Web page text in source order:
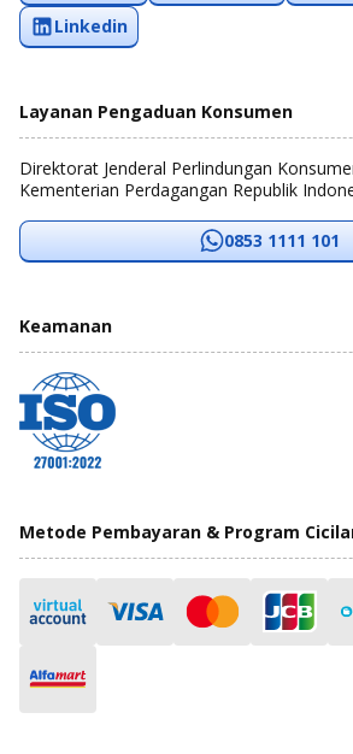
Linkedin
Layanan Pengaduan Konsumen
Direktorat Jenderal Perlindungan
Kementerian Perdagangan Republik
0853 1111 101
Keamanan
Metode Pembayaran & Program